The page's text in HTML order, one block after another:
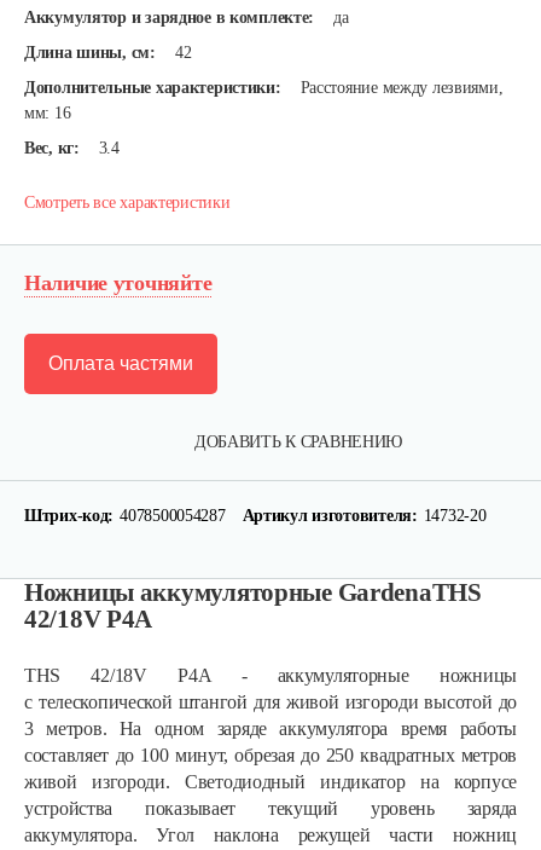
Аккумулятор и зарядное в комплекте:
да
Длина шины, см:
42
Дополнительные характеристики:
Расстояние между лезвиями,
мм: 16
Вес, кг:
3.4
Смотреть все характеристики
Наличие уточняйте
ДОБАВИТЬ К СРАВНЕНИЮ
Оплата частями
Штрих-код: 4078500054287 Артикул изготовителя: 14732-20
Ножницы аккумуляторные GardenaTHS
42/18V P4A
THS 42/18V P4A - аккумуляторные ножницы
с телескопической штангой для живой изгороди высотой до
3 метров. На одном заряде аккумулятора время работы
составляет до 100 минут, обрезая до 250 квадратных метров
живой изгороди. Светодиодный индикатор на корпусе
устройства показывает текущий уровень заряда
аккумулятора. Угол наклона режущей части ножниц
Аккумуляторные ножницы AL-KO GS…